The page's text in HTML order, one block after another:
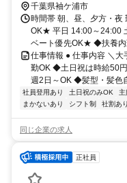
千葉県袖ケ浦市
時間帯 朝、昼、夕方・
OK★ 平日 14:00～24:00
ベート優先OK★ ◆扶養
仕事情報 ● 仕事内容 ＼
勤OK ◆土日祝は時給50
週2日～OK ◆髪型・髪色
社員登用あり 土日祝のみOK
まかないあり
シフト制 社割あり
同じ企業の求人
正社員